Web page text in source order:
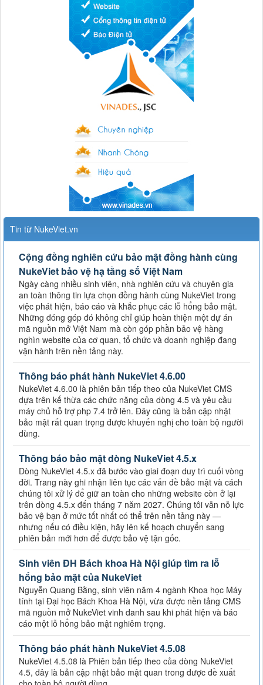
Tin từ NukeViet.vn
Cộng đồng nghiên cứu bảo mật đồng hành cùng
NukeViet bảo vệ hạ tầng số Việt Nam
Ngày càng nhiều sinh viên, nhà nghiên cứu và chuyên gia
an toàn thông tin lựa chọn đồng hành cùng NukeViet trong
việc phát hiện, báo cáo và khắc phục các lỗ hổng bảo mật.
Những đóng góp đó không chỉ giúp hoàn thiện một dự án
mã nguồn mở Việt Nam mà còn góp phần bảo vệ hàng
nghìn website của cơ quan, tổ chức và doanh nghiệp đang
vận hành trên nền tảng này.
Thông báo phát hành NukeViet 4.6.00
NukeViet 4.6.00 là phiên bản tiếp theo của NukeViet CMS
dựa trên kế thừa các chức năng của dòng 4.5 và yêu cầu
máy chủ hỗ trợ php 7.4 trở lên. Đây cũng là bản cập nhật
bảo mật rất quan trọng được khuyến nghị cho toàn bộ người
dùng.
Thông báo bảo mật dòng NukeViet 4.5.x
Dòng NukeViet 4.5.x đã bước vào giai đoạn duy trì cuối vòng
đời. Trang này ghi nhận liên tục các vấn đề bảo mật và cách
chúng tôi xử lý để giữ an toàn cho những website còn ở lại
trên dòng 4.5.x đến tháng 7 năm 2027. Chúng tôi vẫn nỗ lực
bảo vệ bạn ở mức tốt nhất có thể trên nền tảng này —
nhưng nếu có điều kiện, hãy lên kế hoạch chuyển sang
phiên bản mới hơn để được bảo vệ tận gốc.
Sinh viên ĐH Bách khoa Hà Nội giúp tìm ra lỗ
hổng bảo mật của NukeViet
Nguyễn Quang Bằng, sinh viên năm 4 ngành Khoa học Máy
tính tại Đại học Bách Khoa Hà Nội, vừa được nền tảng CMS
mã nguồn mở NukeViet vinh danh sau khi phát hiện và báo
cáo một lỗ hổng bảo mật nghiêm trọng.
Thông báo phát hành NukeViet 4.5.08
NukeViet 4.5.08 là Phiên bản tiếp theo của dòng NukeViet
4.5, đây là bản cập nhật bảo mật quan trong được đề xuất